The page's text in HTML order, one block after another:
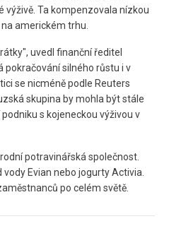
výživě. Ta kompenzovala nízkou
americkém trhu.
uvedl finanční ředitel
pokračování silného růstu i v
se nicméně podle Reuters
skupina by mohla být stále
s kojeneckou výživou v
potravinářská společnost.
Evian nebo jogurty Activia.
po celém světě.